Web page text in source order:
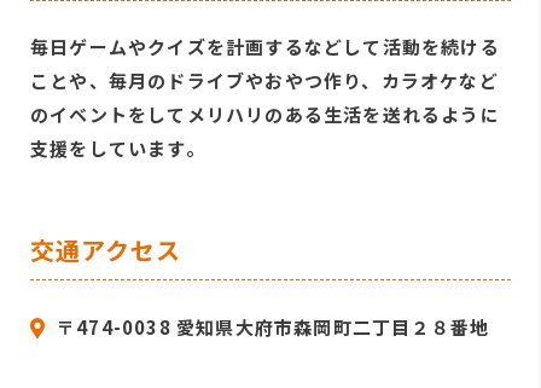
毎日ゲームやクイズを計画するなどして活動を続ける
ことや、毎月のドライブやおやつ作り、カラオケなど
のイベントをしてメリハリのある生活を送れるように
支援をしています。
交通アクセス
〒474-0038 愛知県大府市森岡町二丁目２８番地